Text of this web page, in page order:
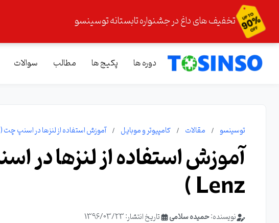
تخفیف های داغ در جشنواره تابستانه توسینسو
دوره ها پکیج ها مطالب سوالات
توسینسو مقالات کامپیوتر و موبایل آموزش استفاده از لنزها در اسنپ چت ( Snapchat Lenz )
Lenz )
نویسنده:حمیده سلامی تاریخ انتشار: 1396/03/23